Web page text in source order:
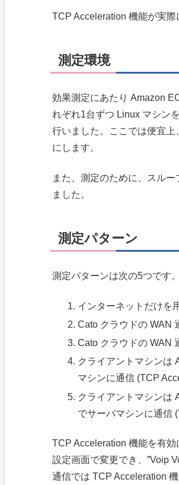
TCP Acceleration 機能が実際
測定環境
効果測定にあたり Amazon
れぞれ1台ずつ Linux マシン
行いました。ここでは便宜
にします。
また、測定のために、スル
ました。
測定パターン
測定パターンは次の5つです。
インターネットだけを
Cato クラウドの WAN
Cato クラウドの WAN
クライアントマシンは
マシンに通信 (TCP
クライアントマシンは
でサーバマシンに通信
TCP Acceleration 機能を有
設定画面で変更でき、”Voip
通信では TCP Acceleration